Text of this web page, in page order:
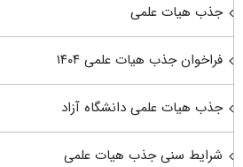
جذب هیات علمی
فراخوان جذب هیات علمی ۱۴۰۴
جذب هیات علمی دانشگاه آزاد
شرایط سنی جذب هیات علمی